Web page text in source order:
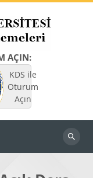
AÇIN:
KDS ile
Oturum
Açın
Dersleri